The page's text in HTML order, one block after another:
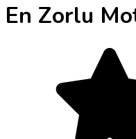
En Zorlu